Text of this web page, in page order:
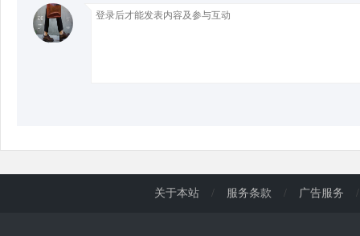
关于本站 / 服务条款 / 广告服务 /